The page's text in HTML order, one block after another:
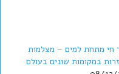
חי מתחת למים – מצלמות
במקומות שונים בעולם